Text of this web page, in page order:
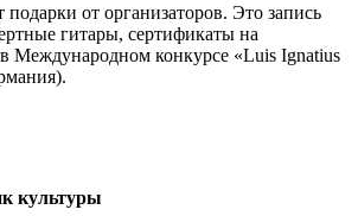
от организаторов. Это запись
гитары, сертификаты на
в Международном конкурсе «Luis Ignatius
культуры